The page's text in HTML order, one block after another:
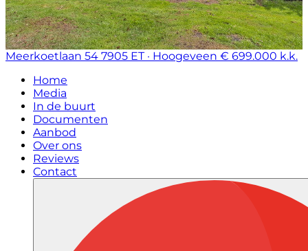
Meerkoetlaan 54 7905 ET · Hoogeveen € 699.000 k.k.
Home
Media
In de buurt
Documenten
Aanbod
Over ons
Reviews
Contact